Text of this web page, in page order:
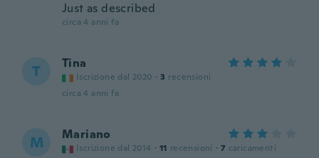
Just as described
circa 4 anni fa
T Tina
Iscrizione dal 2020 · 3 recensioni
circa 4 anni fa
M Mariano
Iscrizione dal 2014 · 11 recensioni · 7 caricamenti